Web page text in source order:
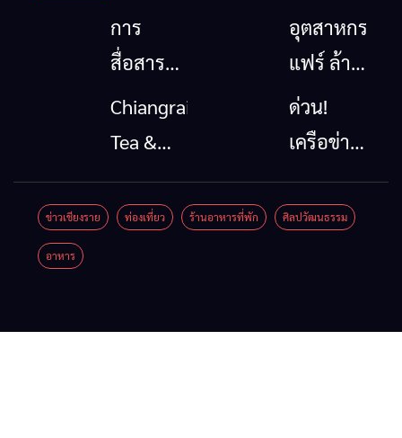
การ
สื่อสาร
โทรคมนาคม
กรณีภัย
เชียงราย
เมื่อ
อุตสาหกรรม
แฟร์ ล้าน
นาตะวัน
ออก
รวมของดี
สินค้าเด่น
Chiangrai
Tea &
Coffee
Festival
ด่วน!
เครือข่าย
ลุ่มน้ำกก
ยื่น 5 ข้อ
ข่าวเชียงราย ท่องเที่ยว ร้านอาหารที่พัก ศิลปวัฒนธรรม
อาหาร